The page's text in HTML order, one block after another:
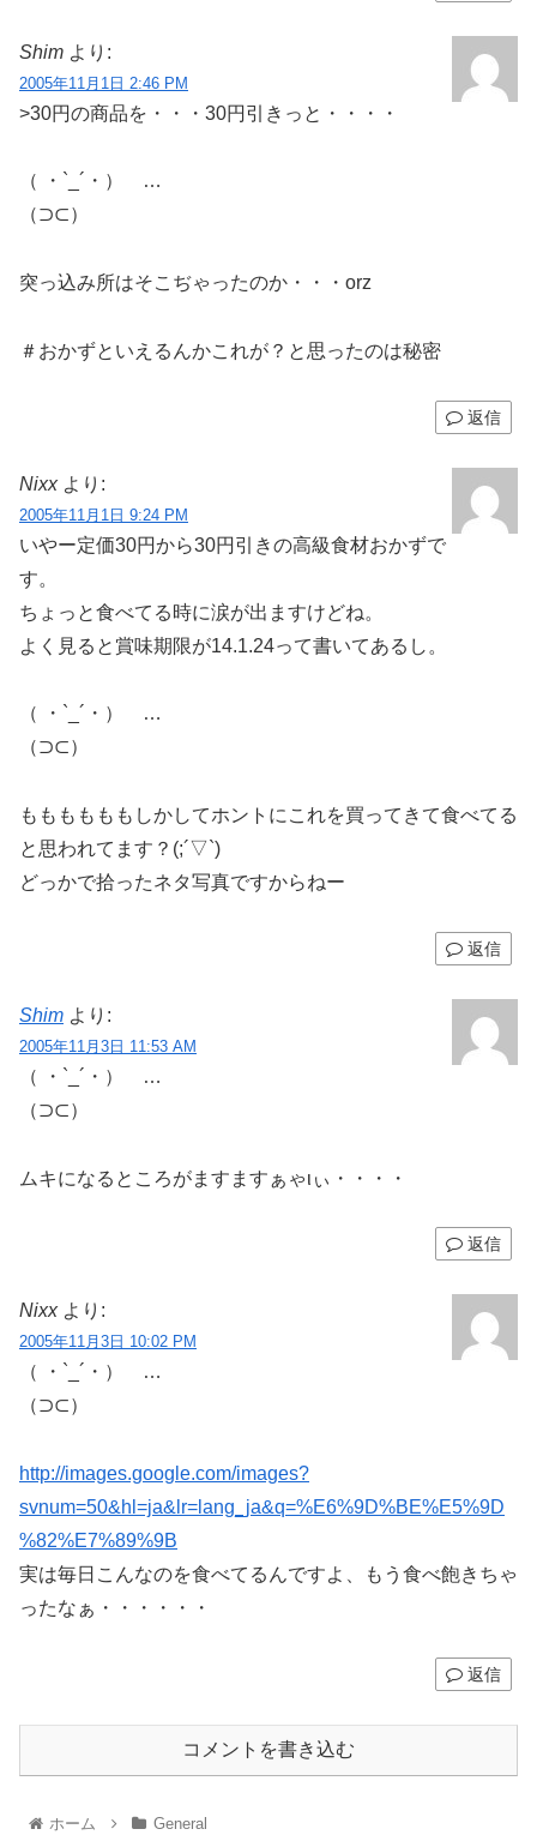
Shim より:
2005年11月1日 2:46 PM
>30円の商品を・・・30円引きっと・・・・
（ ・`_´・） …
（⊃⊂）
突っ込み所はそこぢゃったのか・・・orz
＃おかずといえるんかこれが？と思ったのは秘密
返信
Nixx より:
2005年11月1日 9:24 PM
いやー定価30円から30円引きの高級食材おかずで
す。
ちょっと食べてる時に涙が出ますけどね。
よく見ると賞味期限が14.1.24って書いてあるし。
（ ・`_´・） …
（⊃⊂）
ももももももしかしてホントにこれを買ってきて食べてる
と思われてます？(;´▽`)
どっかで拾ったネタ写真ですからねー
返信
Shim より:
2005年11月3日 11:53 AM
（ ・`_´・） …
（⊃⊂）
ムキになるところがますますぁゃιぃ・・・・
返信
Nixx より:
2005年11月3日 10:02 PM
（ ・`_´・） …
（⊃⊂）
http://images.google.com/images?
svnum=50&hl=ja&lr=lang_ja&q=%E6%9D%BE%E5%9D
%82%E7%89%9B
実は毎日こんなのを食べてるんですよ、もう食べ飽きちゃ
ったなぁ・・・・・・
返信
コメントを書き込む
ホーム General